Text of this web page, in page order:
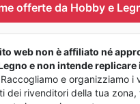
offerte da Hobby e
web non è affiliato né
e non intende replicare
Raccogliamo e organizziamo i
dei rivenditori della tua